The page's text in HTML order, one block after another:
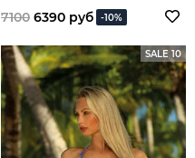
7100 6390 руб -10%
SALE 10